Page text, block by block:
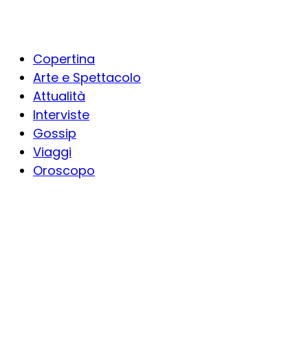
Copertina
Arte e Spettacolo
Attualità
Interviste
Gossip
Viaggi
Oroscopo